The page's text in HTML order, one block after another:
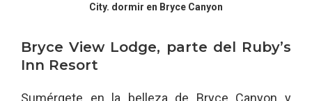
City. dormir en Bryce Canyon
Bryce View Lodge, parte del Ruby’s
Inn Resort
Sumérgete en la belleza de Bryce Canyon y